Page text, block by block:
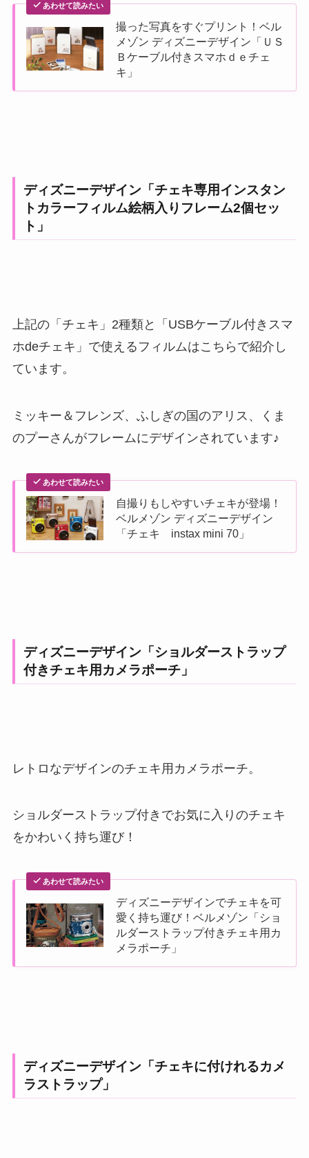
あわせて読みたい
撮った写真をすぐプリント！ベル
メゾン ディズニーデザイン「ＵＳ
Ｂケーブル付きスマホｄｅチェ
キ」
ディズニーデザイン「チェキ専用インスタン
トカラーフィルム絵柄入りフレーム2個セッ
ト」
上記の「チェキ」2種類と「USBケーブル付きスマ
ホdeチェキ」で使えるフィルムはこちらで紹介し
ています。
ミッキー＆フレンズ、ふしぎの国のアリス、くま
のプーさんがフレームにデザインされています♪
あわせて読みたい
自撮りもしやすいチェキが登場！
ベルメゾン ディズニーデザイン
「チェキ instax mini 70」
ディズニーデザイン「ショルダーストラップ
付きチェキ用カメラポーチ」
レトロなデザインのチェキ用カメラポーチ。
ショルダーストラップ付きでお気に入りのチェキ
をかわいく持ち運び！
あわせて読みたい
ディズニーデザインでチェキを可
愛く持ち運び！ベルメゾン「ショ
ルダーストラップ付きチェキ用カ
メラポーチ」
ディズニーデザイン「チェキに付けれるカメ
ラストラップ」